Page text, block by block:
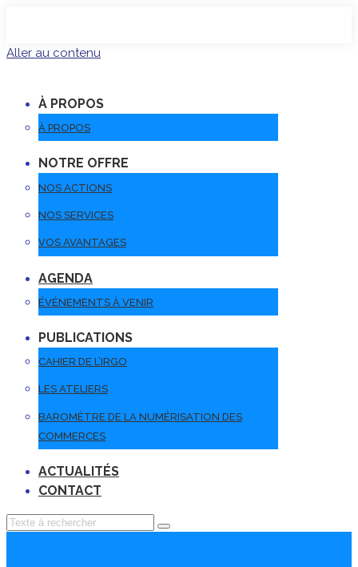
Aller au contenu
À PROPOS
À PROPOS
NOTRE OFFRE
NOS ACTIONS
NOS SERVICES
VOS AVANTAGES
AGENDA
ÉVÉNEMENTS À VENIR
PUBLICATIONS
CAHIER DE L’IRGO
LES ATELIERS
BAROMÈTRE DE LA NUMÉRISATION DES
COMMERCES
ACTUALITÉS
CONTACT